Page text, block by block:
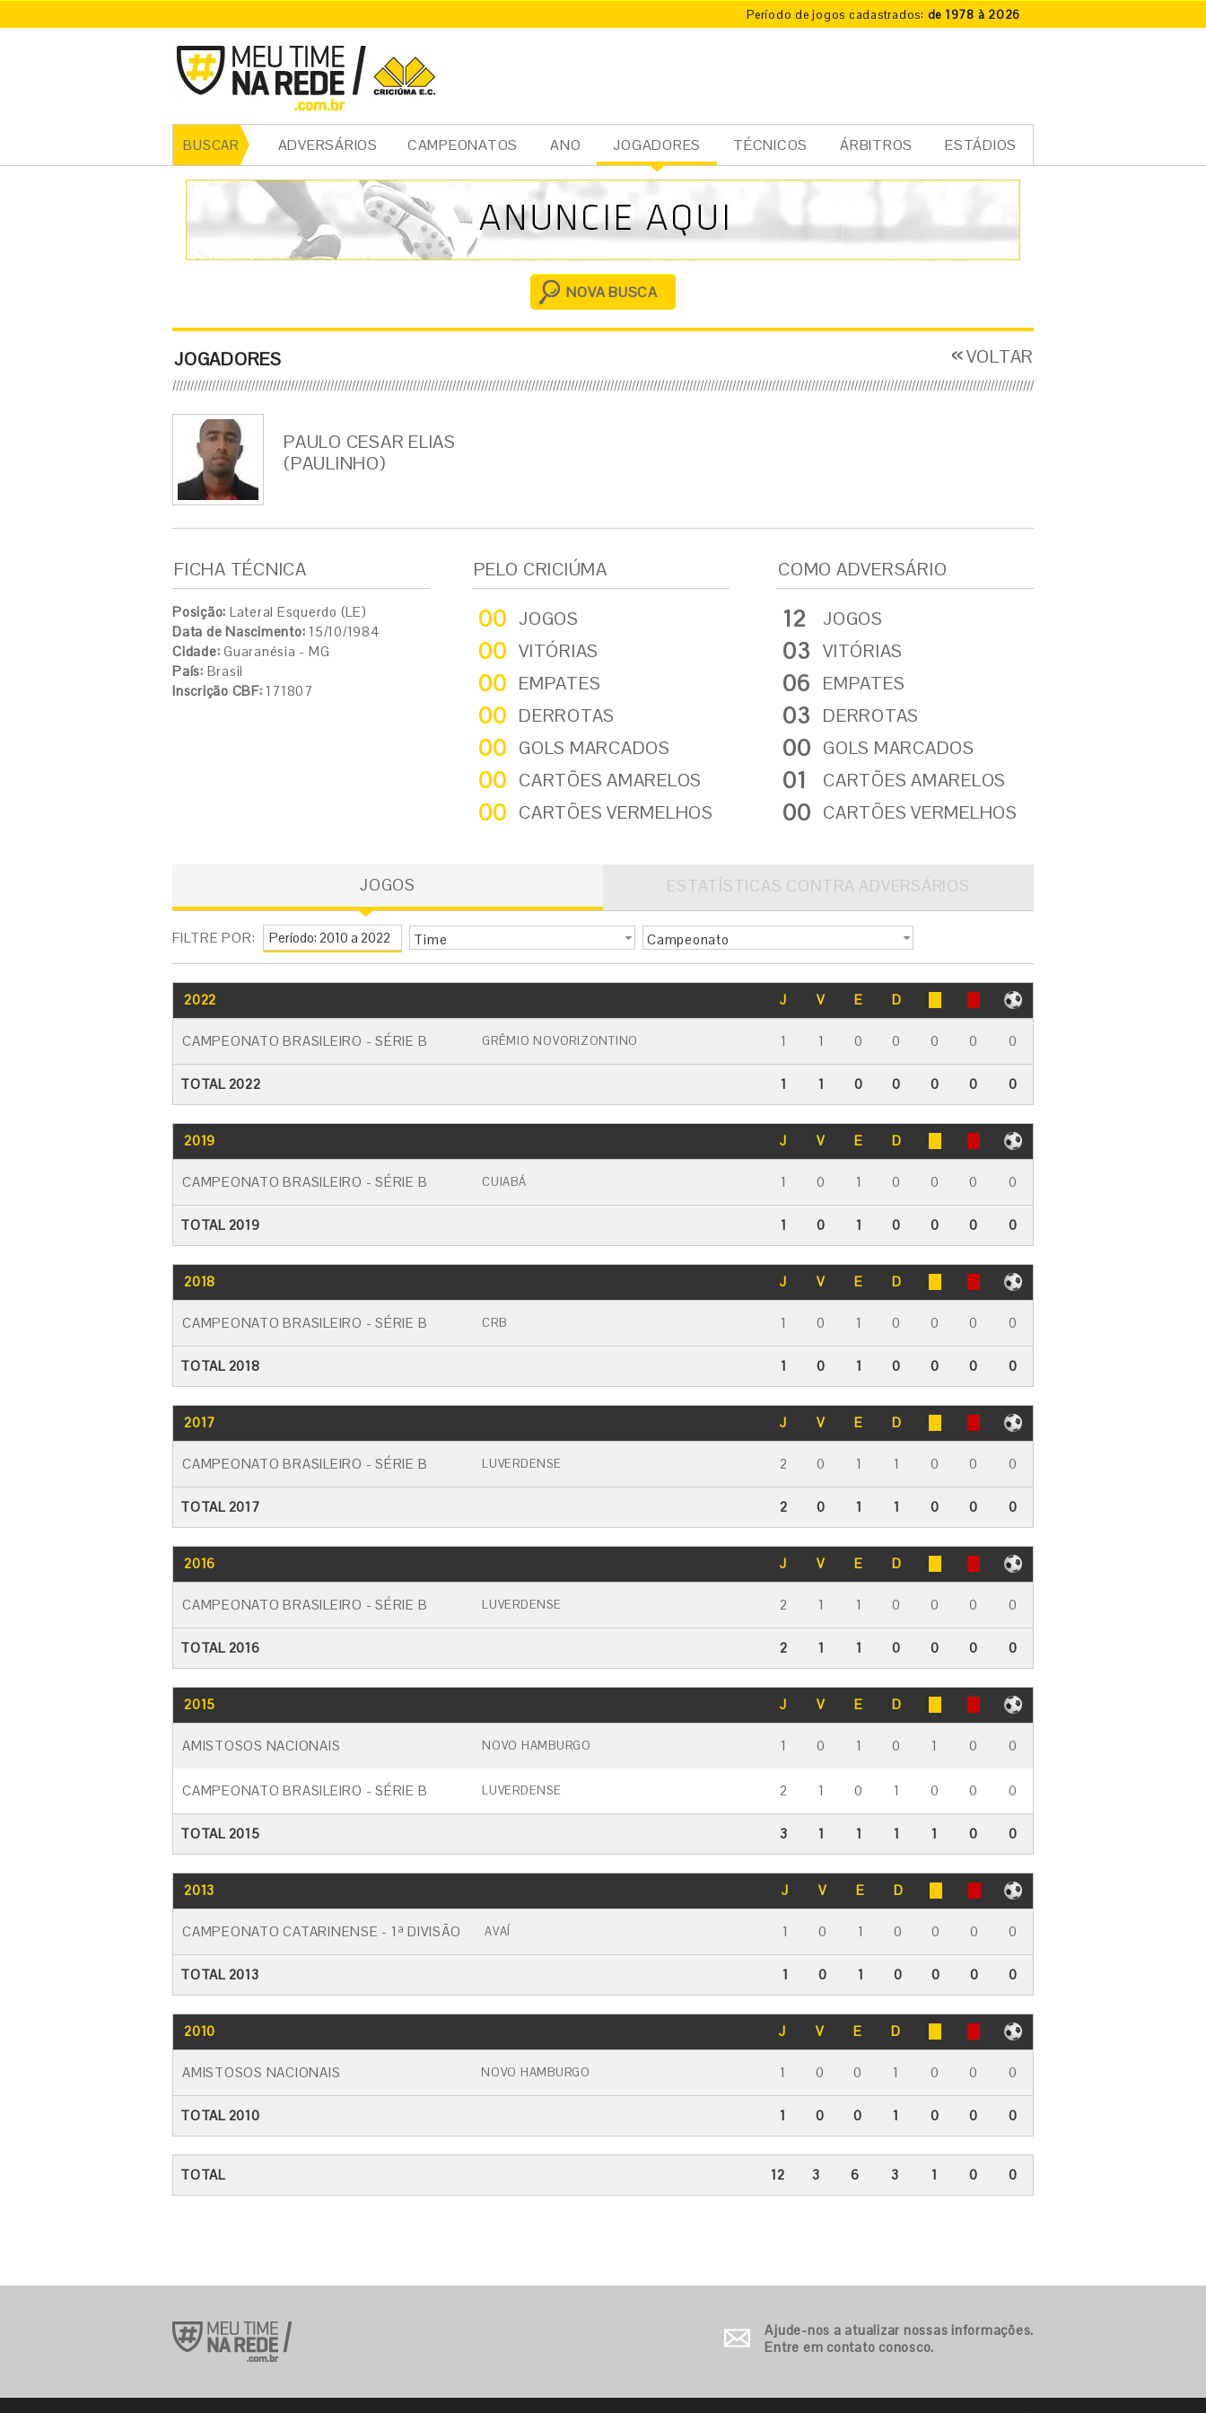
Período de jogos cadastrados: de 1978 à 2026
BUSCAR ADVERSÁRIOS CAMPEONATOS ANO JOGADORES TÉCNICOS ÁRBITROS ESTÁDIOS
cia
l
NOVA BUSCA
JOGADORES VOLTAR
PAULO CESAR ELIAS
(PAULINHO)
FICHA TÉCNICA
Posição: Lateral Esquerdo (LE)
Data de Nascimento: 15/10/1984
Cidade: Guaranésia - MG
País: Brasil
Inscrição CBF: 171807
PELO CRICIÚMA
00 JOGOS
00 VITÓRIAS
00 EMPATES
00 DERROTAS
00 GOLS MARCADOS
00 CARTÕES AMARELOS
00 CARTÕES VERMELHOS
COMO ADVERSÁRIO
12 JOGOS
03 VITÓRIAS
06 EMPATES
03 DERROTAS
00 GOLS MARCADOS
01 CARTÕES AMARELOS
00 CARTÕES VERMELHOS
JOGOS ESTATÍSTICAS CONTRA ADVERSÁRIOS
FILTRE POR: Time Campeonato
2022 J V E D
CAMPEONATO BRASILEIRO - SÉRIE B GRÊMIO NOVORIZONTINO 1 1 0 0 0 0 0
TOTAL 2022 1 1 0 0 0 0 0
2019 J V E D
CAMPEONATO BRASILEIRO - SÉRIE B CUIABÁ 1 0 1 0 0 0 0
TOTAL 2019 1 0 1 0 0 0 0
2018 J V E D
CAMPEONATO BRASILEIRO - SÉRIE B CRB 1 0 1 0 0 0 0
TOTAL 2018 1 0 1 0 0 0 0
2017 J V E D
CAMPEONATO BRASILEIRO - SÉRIE B LUVERDENSE 2 0 1 1 0 0 0
TOTAL 2017 2 0 1 1 0 0 0
2016 J V E D
CAMPEONATO BRASILEIRO - SÉRIE B LUVERDENSE 2 1 1 0 0 0 0
TOTAL 2016 2 1 1 0 0 0 0
2015 J V E D
AMISTOSOS NACIONAIS NOVO HAMBURGO 1 0 1 0 1 0 0
CAMPEONATO BRASILEIRO - SÉRIE B LUVERDENSE 2 1 0 1 0 0 0
TOTAL 2015 3 1 1 1 1 0 0
2013 J V E D
CAMPEONATO CATARINENSE - 1ª DIVISÃO AVAÍ 1 0 1 0 0 0 0
TOTAL 2013 1 0 1 0 0 0 0
2010 J V E D
AMISTOSOS NACIONAIS NOVO HAMBURGO 1 0 0 1 0 0 0
TOTAL 2010 1 0 0 1 0 0 0
TOTAL 12 3 6 3 1 0 0
Ajude-nos a atualizar nossas informações.
Entre em contato conosco.